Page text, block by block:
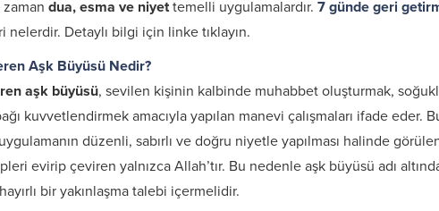
zaman dua, esma ve niyettemelli uygulamalardır. 7 günde geri
nelerdir. Detaylı bilgi için linke tıklayın.
Aşk Büyüsü Nedir?
aşk büyüsü, sevilen kişinin kalbinde muhabbet oluşturmak,
kuvvetlendirmek amacıyla yapılan manevi çalışmaları ifade eder.
düzenli, sabırlı ve doğru niyetle yapılması halinde
evirip çeviren yalnızca Allah’tır. Bu nedenle aşk büyüsü adı
bir yakınlaşma talebi içermelidir.